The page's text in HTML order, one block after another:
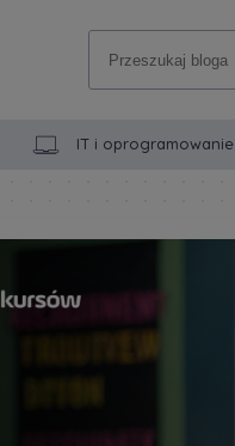
IT i oprogramowanie